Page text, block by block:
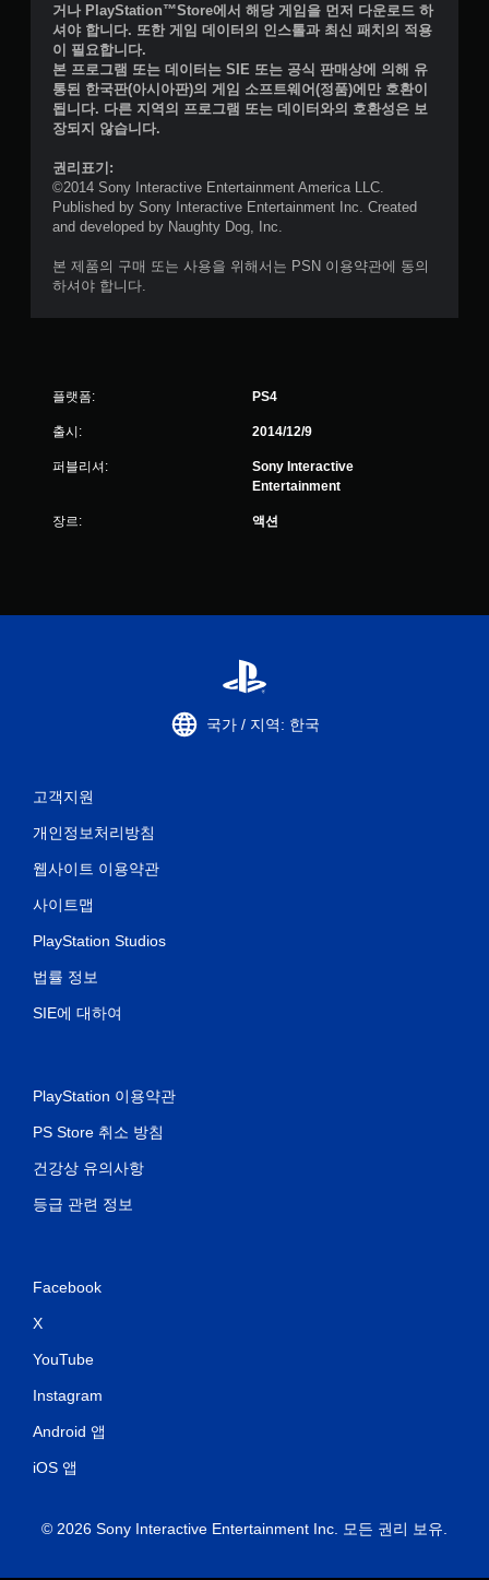
거나 PlayStation™Store에서 해당 게임을 먼저 다운로드 하
셔야 합니다. 또한 게임 데이터의 인스톨과 최신 패치의 적용
이 필요합니다.
본 프로그램 또는 데이터는 SIE 또는 공식 판매상에 의해 유
통된 한국판(아시아판)의 게임 소프트웨어(정품)에만 호환이
됩니다. 다른 지역의 프로그램 또는 데이터와의 호환성은 보
장되지 않습니다.
권리표기:
©2014 Sony Interactive Entertainment America LLC.
Published by Sony Interactive Entertainment Inc. Created
and developed by Naughty Dog, Inc.
본 제품의 구매 또는 사용을 위해서는 PSN 이용약관에 동의
하셔야 합니다.
플랫폼: PS4
출시: 2014/12/9
퍼블리셔:
Sony Interactive
Entertainment
장르: 액션
국가 / 지역: 한국
고객지원
개인정보처리방침
웹사이트 이용약관
사이트맵
PlayStation Studios
법률 정보
SIE에 대하여
PlayStation 이용약관
PS Store 취소 방침
건강상 유의사항
등급 관련 정보
Facebook
X
YouTube
Instagram
Android 앱
iOS 앱
© 2026 Sony Interactive Entertainment Inc. 모든 권리 보유.